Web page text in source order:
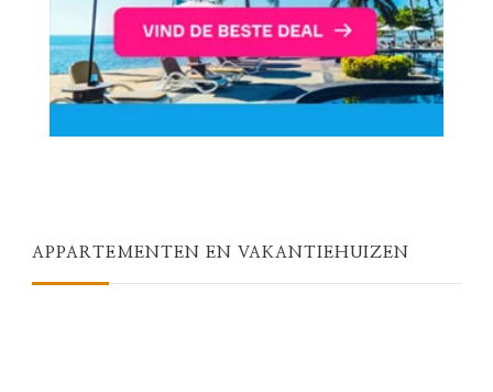
APPARTEMENTEN EN VAKANTIEHUIZEN